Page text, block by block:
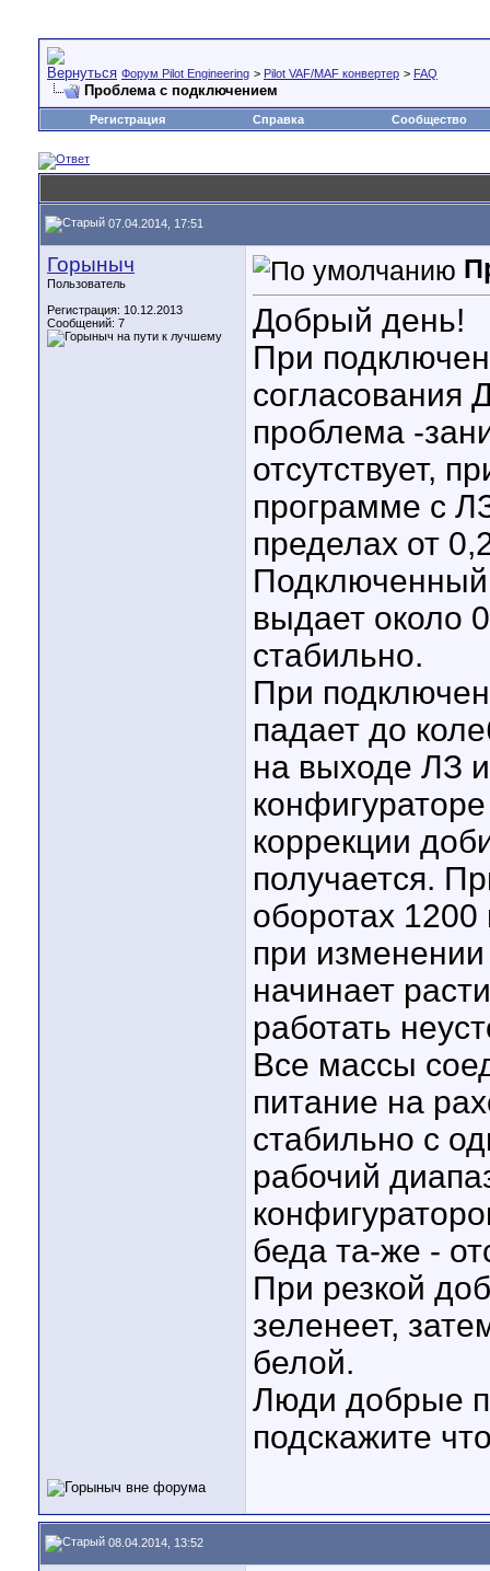
Форум Pilot Engineering > Pilot VAF/MAF конвертер > FAQ
Проблема с подключением
Регистрация Справка Сообщество
07.04.2014, 17:51
Горыныч
Пользователь
Регистрация: 10.12.2013
Сообщений: 7
Добрый день!
При
согласования
проблема -
отсутствует,
программе с
пределах от
Подключенный
выдает около
стабильно.
При
падает до
на выходе ЛЗ
коррекции
получается.
оборотах
при
начинает
работать
Все массы
питание на
стабильно с
рабочий
беда та-же -
При резкой
зеленеет,
белой.
Люди добрые
подскажите
08.04.2014, 13:52